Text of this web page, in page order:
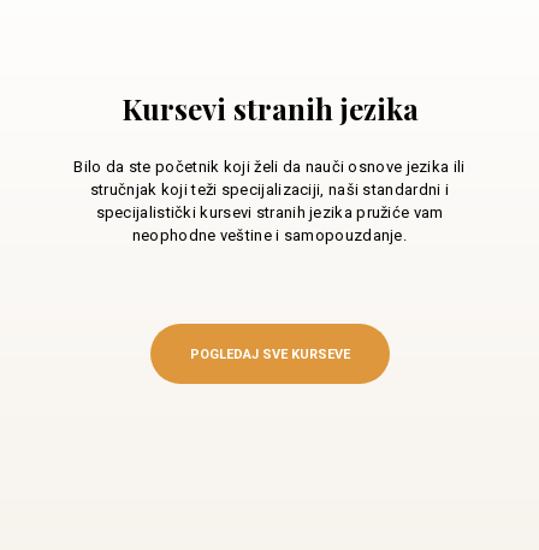
Kursevi stranih jezika
Bilo da ste početnik koji želi da nauči osnove jezika ili
stručnjak koji teži specijalizaciji, naši standardni i
specijalistički kursevi stranih jezika pružiće vam
neophodne veštine i samopouzdanje.
POGLEDAJ SVE KURSEVE